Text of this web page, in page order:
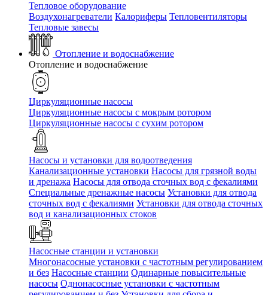
Тепловое оборудование
Воздухонагреватели Калориферы Тепловентиляторы
Тепловые завесы
Отопление и водоснабжение
Отопление и водоснабжение
Циркуляционные насосы
Циркуляционные насосы с мокрым ротором
Циркуляционные насосы с сухим ротором
Насосы и установки для водоотведения
Канализационные установки Насосы для грязной воды
и дренажа Насосы для отвода сточных вод c фекалиями
Специальные дренажные насосы Установки для отвода
сточных вод c фекалиями Установки для отвода сточных
вод и канализационных стоков
Насосные станции и установки
Многонасосные установки с частотным регулированием
и без Насосные станции Одинарные повысительные
насосы Однонасосные установки с частотным